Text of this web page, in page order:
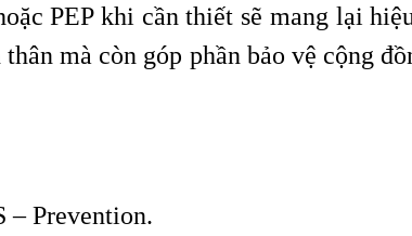
PEP khi cần thiết sẽ mang lại
mà còn góp phần bảo vệ cộng
Prevention.